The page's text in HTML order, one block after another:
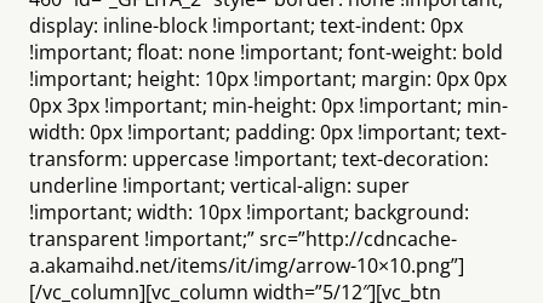
display: inline-block !important; text-indent: 0px
!important; float: none !important; font-weight: bold
!important; height: 10px !important; margin: 0px 0px
0px 3px !important; min-height: 0px !important; min-
width: 0px !important; padding: 0px !important; text-
transform: uppercase !important; text-decoration:
underline !important; vertical-align: super
!important; width: 10px !important; background:
transparent !important;” src=”http://cdncache-
a.akamaihd.net/items/it/img/arrow-10×10.png”]
[/vc_column][vc_column width=”5/12″][vc_btn